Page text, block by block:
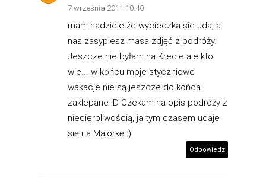
7 września 2011 10:40
mam nadzieje że wycieczka sie uda, a
nas zasypiesz masa zdjęć z podróży.
Jeszcze nie byłam na Krecie ale kto
wie... w końcu moje styczniowe
wakacje nie są jeszcze do końca
zaklepane :D Czekam na opis podróży z
niecierpliwością, ja tym czasem udaje
się na Majorkę :)
Odpowiedz